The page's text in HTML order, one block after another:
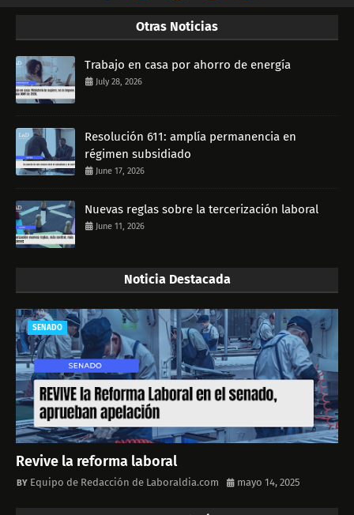
Otras Noticias
Trabajo en casa por ahorro de energía
July 28, 2026
Resolución 611: amplía permanencia en
régimen subsidiado
June 17, 2026
Nuevas reglas sobre la tercerización laboral
June 11, 2026
Noticia Destacada
SENADO
Revive la reforma laboral
Equipo de Redacción de Laboraldia.com mayo 14, 2025